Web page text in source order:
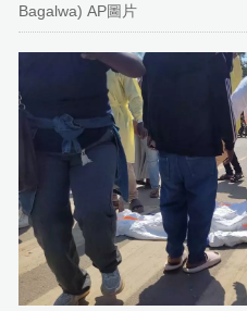
Bagalwa) AP圖片